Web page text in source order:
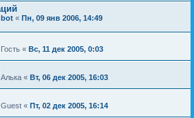
bot « Пн, 09 янв 2006, 14:49
Гость « Вс, 11 дек 2005, 0:03
Алька « Вт, 06 дек 2005, 16:03
Guest « Пт, 02 дек 2005, 16:14